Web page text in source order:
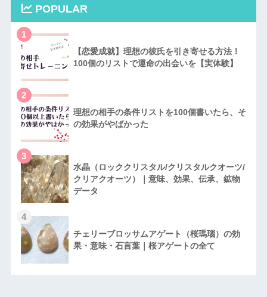
POPULAR
1
【恋愛成就】理想の彼氏を引き寄せる方法！
100個のリストで運命の出会いを【実体験】
2
理想の相手の条件リストを100個書いたら、そ
の効果がやばかった
3
水晶（ロッククリスタル/クリスタルクオーツ/
クリアクオーツ）｜意味、効果、伝承、鉱物
データ
4
チェリーブロッサムアゲート（桜瑪瑙）の効
果・意味・石言葉｜桜アゲートの全て